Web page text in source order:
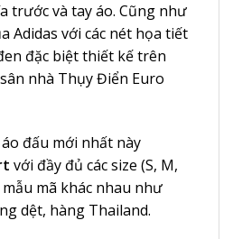
trước và tay áo. Cũng như
Adidas với các nét họa tiết
đặc biệt thiết kế trên
nhà Thụy Điển Euro
đấu mới nhất này
với đầy đủ các size (S, M,
mẫu mã khác nhau như
dệt, hàng Thailand.